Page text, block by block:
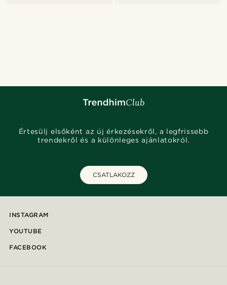
Értesülj elsőként az új érkezésekről, a legfrissebb
trendekről és a különleges ajánlatokról.
CSATLAKOZZ
INSTAGRAM
YOUTUBE
FACEBOOK